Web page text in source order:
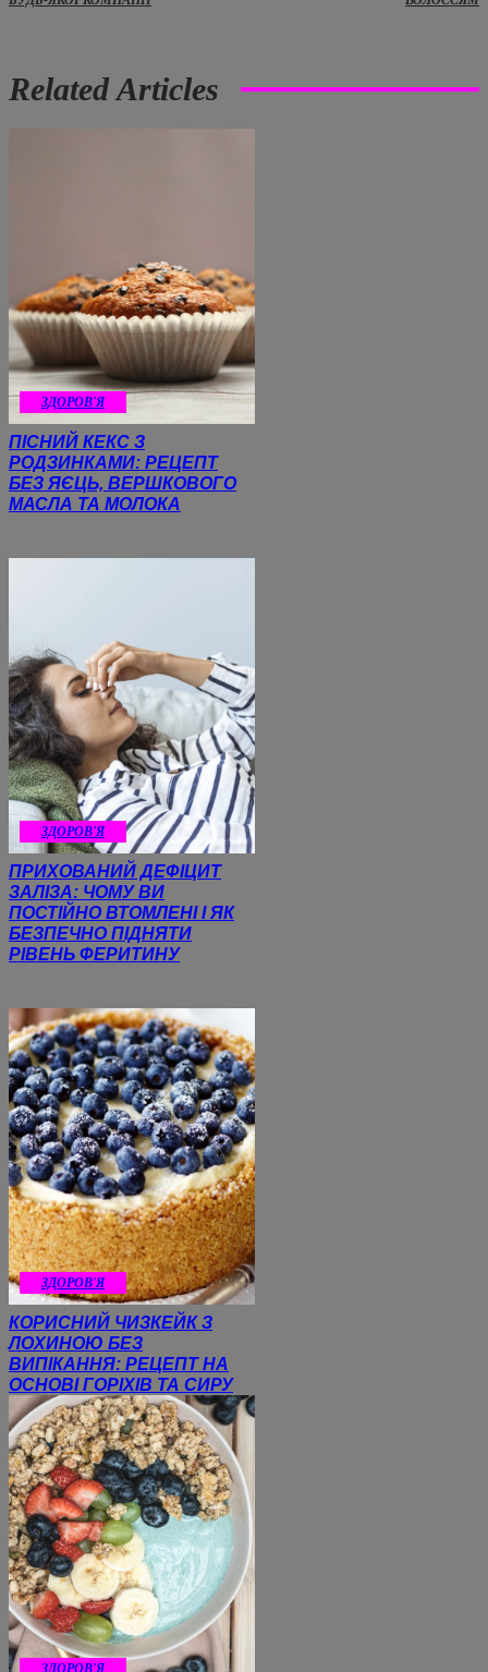
Related Articles
ЗДОРОВ'Я
ПІСНИЙ КЕКС З
РОДЗИНКАМИ: РЕЦЕПТ
БЕЗ ЯЄЦЬ, ВЕРШКОВОГО
МАСЛА ТА МОЛОКА
ЗДОРОВ'Я
ПРИХОВАНИЙ ДЕФІЦИТ
ЗАЛІЗА: ЧОМУ ВИ
ПОСТІЙНО ВТОМЛЕНІ І ЯК
БЕЗПЕЧНО ПІДНЯТИ
РІВЕНЬ ФЕРИТИНУ
ЗДОРОВ'Я
КОРИСНИЙ ЧИЗКЕЙК З
ЛОХИНОЮ БЕЗ
ВИПІКАННЯ: РЕЦЕПТ НА
ОСНОВІ ГОРІХІВ ТА СИРУ
ЗДОРОВ'Я